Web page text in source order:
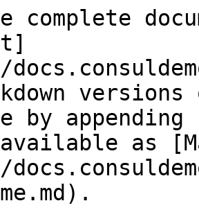
complete
versions
by
as